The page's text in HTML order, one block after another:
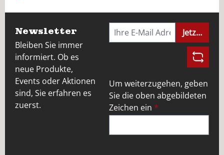
Newsletter
Bleiben Sie immer
informiert. Ob es
neue Produkte,
Events oder Aktionen
sind, Sie erfahren es
zuerst.
Jetzt
Um weiterzugehen, geben
Sie die oben abgebildeten
Zeichen ein *